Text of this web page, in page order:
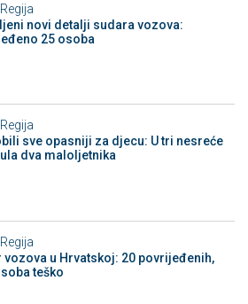
Regija
novi detalji sudara vozova:
25 osoba
Regija
sve opasniji za djecu: U tri nesreće
dva maloljetnika
Regija
vozova u Hrvatskoj: 20 povrijeđenih,
teško